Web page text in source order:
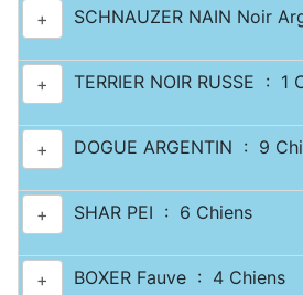
+ SCHNAUZER NAIN Noir
+ TERRIER NOIR RUSSE : 1
+ DOGUE ARGENTIN : 9
+ SHAR PEI : 6 Chiens
+ BOXER Fauve : 4 Chiens